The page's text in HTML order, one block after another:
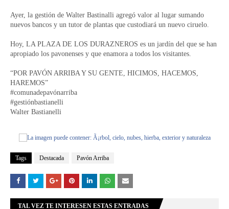
Ayer, la gestión de Walter Bastinalli agregó valor al lugar sumando
nuevos bancos y un tutor de plantas que custodiará un nuevo ciruelo.
Hoy, LA PLAZA DE LOS DURAZNEROS es un jardín del que se han
apropiado los pavonenses y que enamora a todos los visitantes.
“POR PAVÓN ARRIBA Y SU GENTE, HICIMOS, HACEMOS,
HAREMOS”
#comunadepavónarriba
#gestiónbastianelli
Walter Bastianelli
Tags Destacada Pavón Arriba
TAL VEZ TE INTERESEN ESTAS ENTRADAS